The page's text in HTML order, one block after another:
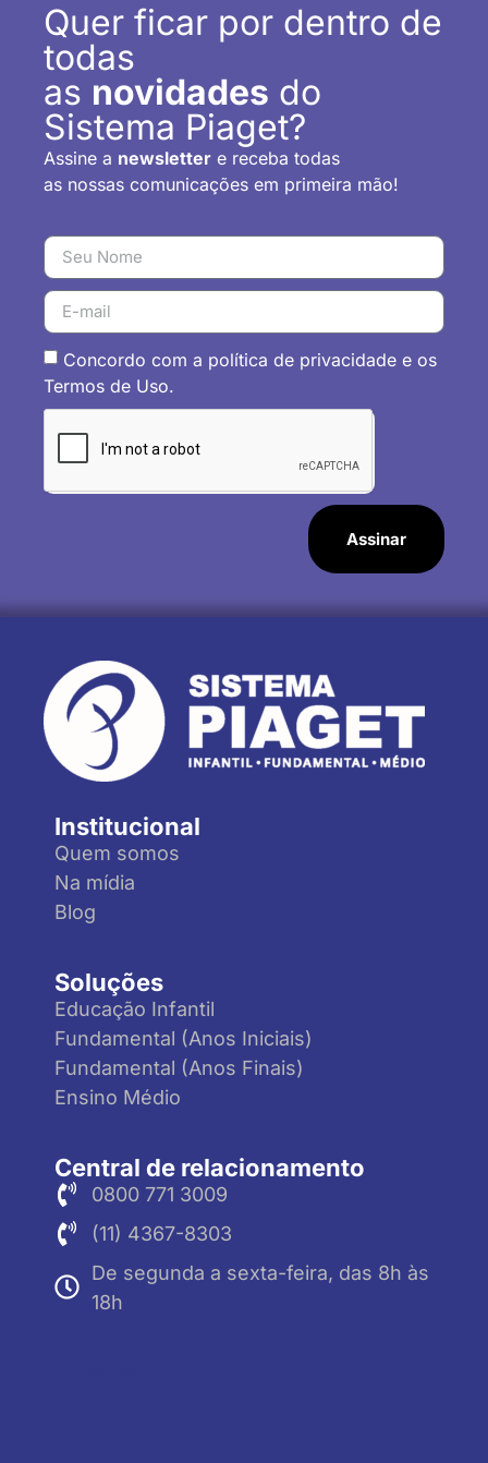
Quer ficar por dentro de
todas
as novidades do
Sistema Piaget?
Assine a newsletter e receba todas
as nossas comunicações em primeira mão!
Concordo com a política de privacidade e os
Termos de Uso.
Assinar
Institucional
Quem somos
Na mídia
Blog
Soluções
Educação Infantil
Fundamental (Anos Iniciais)
Fundamental (Anos Finais)
Ensino Médio
Central de relacionamento
0800 771 3009
(11) 4367-8303
De segunda a sexta-feira, das 8h às
18h